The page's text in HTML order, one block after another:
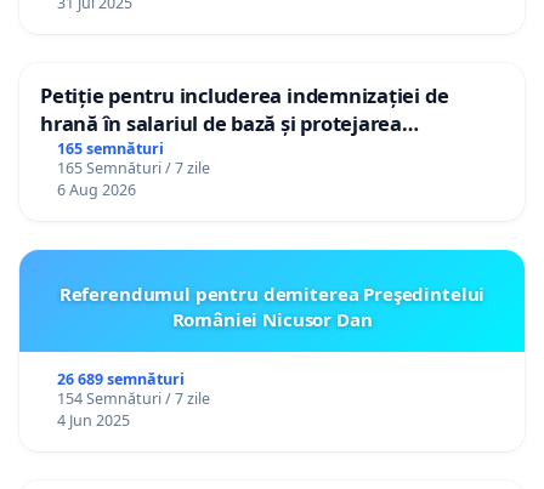
Petiție pentru includerea indemnizației de
hrană în salariul de bază și protejarea
gradațiilor de vechime pentru asistenții
personali
165 semnături
165 Semnături / 7 zile
6 Aug 2026
Referendumul pentru demiterea Preşedintelui
României Nicusor Dan
26 689 semnături
154 Semnături / 7 zile
4 Jun 2025